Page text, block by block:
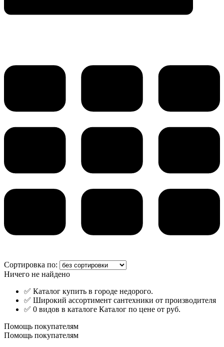
Сортировка по:
Ничего не найдено
✅ Каталог купить в городе недорого.
✅ Широкий ассортимент сантехники от производителя
✅ 0 видов в каталоге Каталог по цене от руб.
Помощь покупателям
Помощь покупателям